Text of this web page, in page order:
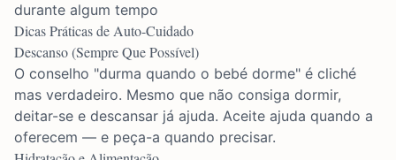
durante algum tempo
Dicas Práticas de Auto-Cuidado
Descanso (Sempre Que Possível)
O conselho "durma quando o bebé dorme" é cliché
mas verdadeiro. Mesmo que não consiga dormir,
deitar-se e descansar já ajuda. Aceite ajuda quando a
oferecem — e peça-a quando precisar.